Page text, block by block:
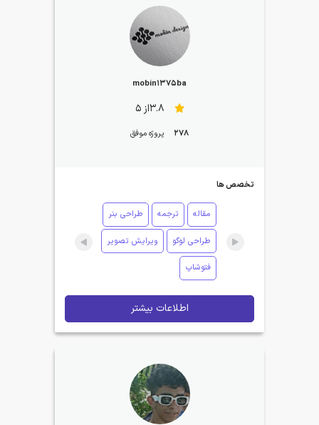
mobin1375ba
3.8از 5
278 پروژه موفق
تخصص ها
مقاله ترجمه طراحی بنر
طراحی لوگو ویرایش تصویر
فتوشاپ
اطلاعات بیشتر